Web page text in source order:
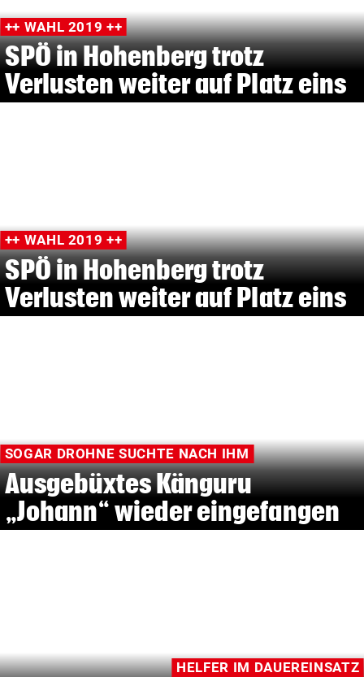
++ WAHL 2019 ++
SPÖ in Hohenberg trotz
Verlusten weiter auf Platz eins
++ WAHL 2019 ++
SPÖ in Hohenberg trotz
Verlusten weiter auf Platz eins
SOGAR DROHNE SUCHTE NACH IHM
Ausgebüxtes Känguru
„Johann“ wieder eingefangen
HELFER IM DAUEREINSATZ